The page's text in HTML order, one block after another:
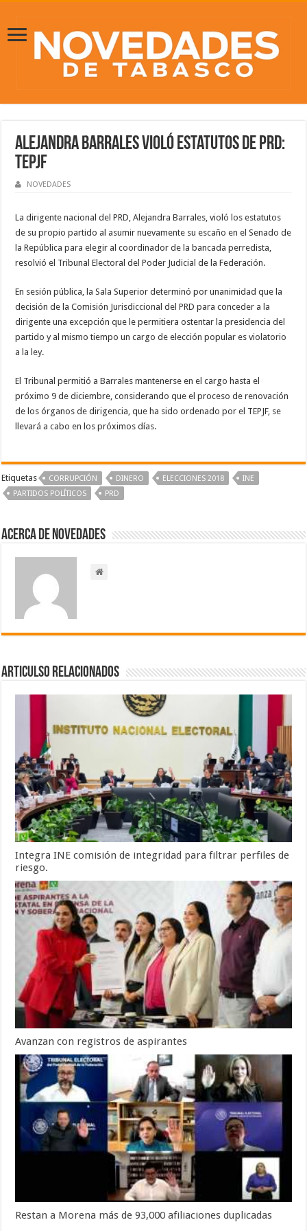
Alejandra Barrales violó estatutos de PRD:
TEPJF
NOVEDADES
La dirigente nacional del PRD, Alejandra Barrales, violó los estatutos
de su propio partido al asumir nuevamente su escaño en el Senado de
la República para elegir al coordinador de la bancada perredista,
resolvió el Tribunal Electoral del Poder Judicial de la Federación.
En sesión pública, la Sala Superior determinó por unanimidad que la
decisión de la Comisión Jurisdiccional del PRD para conceder a la
dirigente una excepción que le permitiera ostentar la presidencia del
partido y al mismo tiempo un cargo de elección popular es violatorio
a la ley.
El Tribunal permitió a Barrales mantenerse en el cargo hasta el
próximo 9 de diciembre, considerando que el proceso de renovación
de los órganos de dirigencia, que ha sido ordenado por el TEPJF, se
llevará a cabo en los próximos días.
Etiquetas CORRUPCIÓN DINERO ELECCIONES 2018
INE
PARTIDOS POLÍTICOS
PRD
Acerca de NOVEDADES
Articulso Relacionados
Integra INE comisión de integridad para filtrar perfiles de
riesgo.
Avanzan con registros de aspirantes
Restan a Morena más de 93,000 afiliaciones duplicadas